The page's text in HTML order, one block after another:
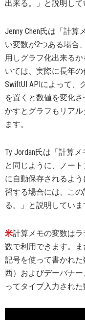
出来る。」と説明して
Jenny Chen氏は「計
い変数が2つある場合
用しグラフ化出来る
いては、実際に長年の
SwiftUI APIによって、
を置くと数値を変化
かすとグラフもリア
ます。
Ty Jordan氏は「計算
と同じように、ノー
に自動保存されるよ
習する場合には、こ
る。」と説明していま
米計算メモの変数は
数で利用できます。
記号を使って書かれ
西）およびデーバナ
ってタイプ入力された